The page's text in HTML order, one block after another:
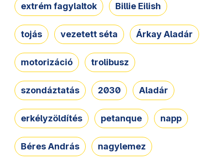
extrém fagylaltok Billie Eilish
tojás vezetett séta Árkay Aladár
motorizáció trolibusz
szondáztatás 2030 Aladár
erkélyzöldítés petanque napp
Béres András nagylemez